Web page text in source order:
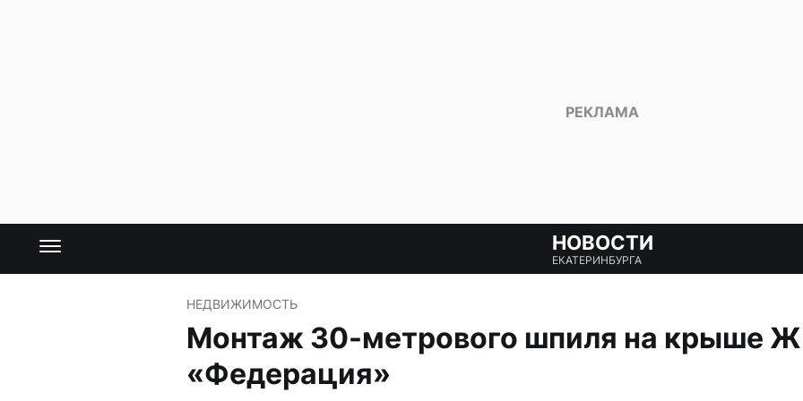
НОВОСТИ
ЕКАТЕРИНБУРГА
НЕДВИЖИМОСТЬ
Монтаж 30-метрового шпиля на крыше
«Федерация»